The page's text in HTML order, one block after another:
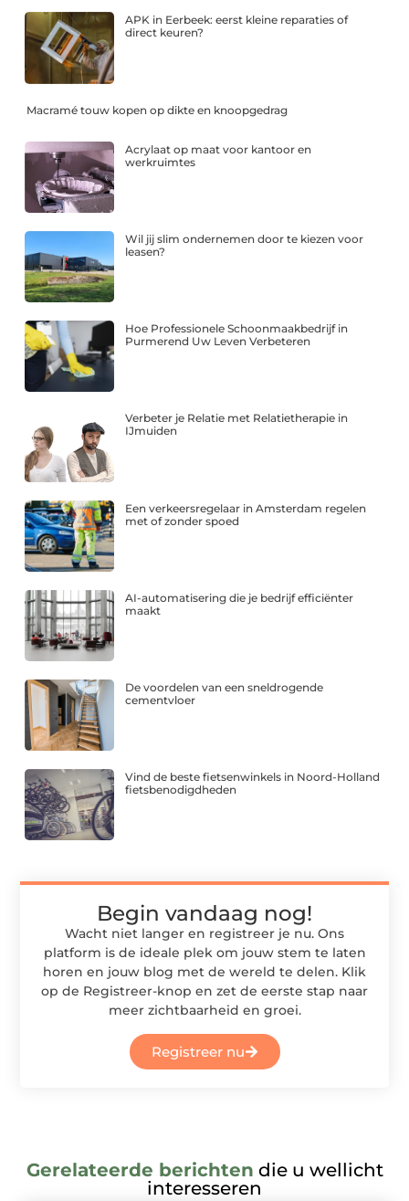
APK in Eerbeek: eerst kleine reparaties of
direct keuren?
Macramé touw kopen op dikte en knoopgedrag
Acrylaat op maat voor kantoor en
werkruimtes
Wil jij slim ondernemen door te kiezen voor
leasen?
Hoe Professionele Schoonmaakbedrijf in
Purmerend Uw Leven Verbeteren
Verbeter je Relatie met Relatietherapie in
IJmuiden
Een verkeersregelaar in Amsterdam regelen
met of zonder spoed
AI-automatisering die je bedrijf efficiënter
maakt
De voordelen van een sneldrogende
cementvloer
Vind de beste fietsenwinkels in Noord-Holland
fietsbenodigdheden
Begin vandaag nog!
Wacht niet langer en registreer je nu. Ons
platform is de ideale plek om jouw stem te laten
horen en jouw blog met de wereld te delen. Klik
op de Registreer-knop en zet de eerste stap naar
meer zichtbaarheid en groei.
Registreer nu
Gerelateerde berichten die u wellicht
interesseren